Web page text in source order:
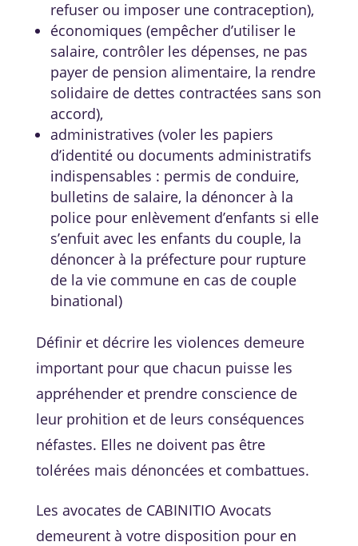
refuser ou imposer une contraception),
économiques (empêcher d’utiliser le
salaire, contrôler les dépenses, ne pas
payer de pension alimentaire, la rendre
solidaire de dettes contractées sans son
accord),
administratives (voler les papiers
d’identité ou documents administratifs
indispensables : permis de conduire,
bulletins de salaire, la dénoncer à la
police pour enlèvement d’enfants si elle
s’enfuit avec les enfants du couple, la
dénoncer à la préfecture pour rupture
de la vie commune en cas de couple
binational)
Définir et décrire les violences demeure
important pour que chacun puisse les
appréhender et prendre conscience de
leur prohition et de leurs conséquences
néfastes. Elles ne doivent pas être
tolérées mais dénoncées et combattues.
Les avocates de CABINITIO Avocats
demeurent à votre disposition pour en